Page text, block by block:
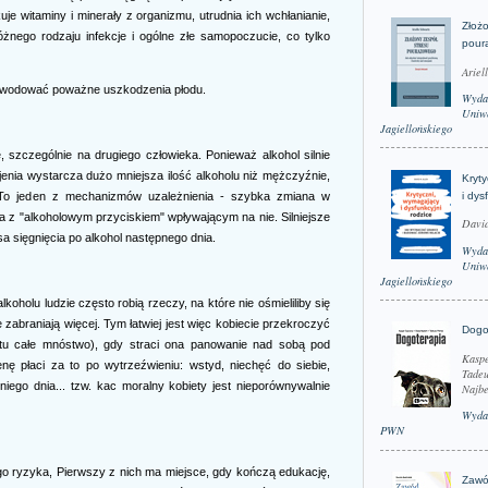
witaminy i minerały z organizmu, utrudnia ich wchłanianie,
rodzaju infekcje i ogólne złe samopoczucie, co tylko
poważne uszkodzenia płodu.
na drugiego człowieka. Ponieważ alkohol silnie
wystarcza dużo mniejsza ilość alkoholu niż mężczyźnie,
jeden z mechanizmów uzależnienia - szybka zmiana w
"alkoholowym przyciskiem" wpływającym na nie. Silniejsze
sięgnięcia po alkohol następnego dnia.
ludzie często robią rzeczy, na które nie ośmieliliby się
więcej. Tym łatwiej jest więc kobiecie przekroczyć
mnóstwo), gdy straci ona panowanie nad sobą pod
płaci za to po wytrzeźwieniu: wstyd, niechęć do siebie,
dnia... tzw. kac moralny kobiety jest nieporównywalnie
ryzyka, Pierwszy z nich ma miejsce, gdy kończą edukację,
Jagiellońskiego
i
Jagiellońskiego
PWN